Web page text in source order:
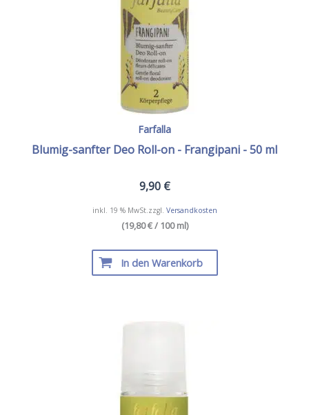
Farfalla
Blumig-sanfter Deo Roll-on - Frangipani - 50 ml
9,90 €
inkl. 19 % MwSt. zzgl. Versandkosten
(19,80 € / 100 ml)
In den Warenkorb